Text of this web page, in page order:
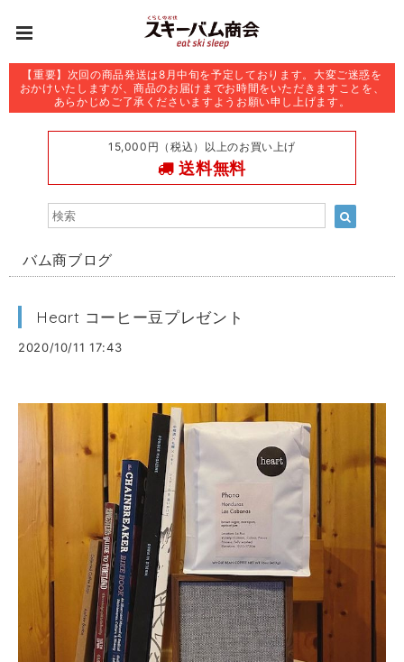
【重要】次回の商品発送は8月中旬を予定しております。大変ご迷惑を
おかけいたしますが、商品のお届けまでお時間をいただきますことを、
あらかじめご了承くださいますようお願い申し上げます。
15,000円（税込）以上のお買い上げ
送料無料
バム商ブログ
Heart コーヒー豆プレゼント
2020/10/11 17:43